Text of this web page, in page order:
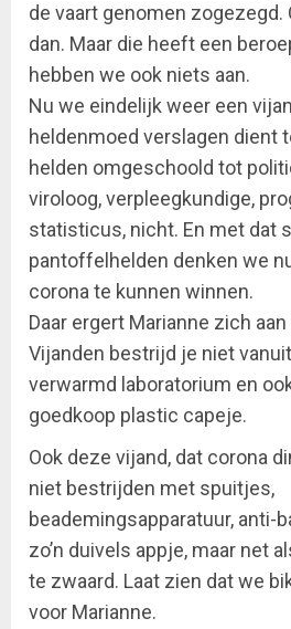
de vaart genomen zogezegd.
dan. Maar die heeft een
hebben we ook niets aan.
Nu we eindelijk weer een
heldenmoed verslagen dient
helden omgeschoold tot
viroloog, verpleegkundige,
statisticus, nicht. En met dat
pantoffelhelden denken we
corona te kunnen winnen.
Daar ergert Marianne zich
Vijanden bestrijd je niet
verwarmd laboratorium en
goedkoop plastic capeje.
Ook deze vijand, dat corona
niet bestrijden met spuitjes,
beademingsapparatuur, anti-
zo’n duivels appje, maar net
te zwaard. Laat zien dat we
voor Marianne.